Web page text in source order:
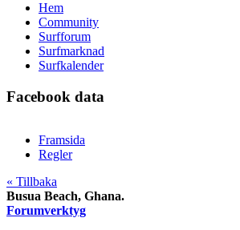
Hem
Community
Surfforum
Surfmarknad
Surfkalender
Facebook data
Framsida
Regler
« Tillbaka
Busua Beach, Ghana.
Forumverktyg